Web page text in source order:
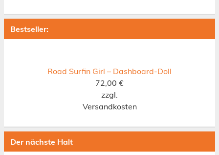
Bestseller:
Road Surfin Girl – Dashboard-Doll
72,00 €
zzgl.
Versandkosten
Der nächste Halt